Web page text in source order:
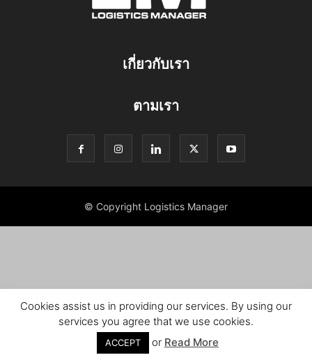
เกี่ยวกับเรา
ตามเรา
© Copyright Logistics Manager
Cookies assist us in providing our services. By using our
services you agree that we use cookies.
ACCEPT or Read More